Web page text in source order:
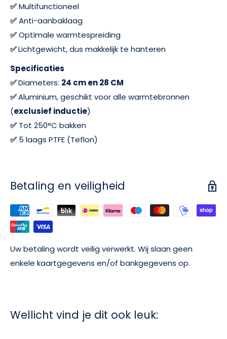
✅Multifunctioneel
✅Anti-aanbaklaag
✅Optimale warmtespreiding
✅Lichtgewicht, dus makkelijk te hanteren
Specificaties
✅Diameters: 24 cm en 28 CM
✅Aluminium, geschikt voor alle warmtebronnen
(exclusief inductie)
✅ Tot 250°C bakken
✅ 5 laags PTFE (Teflon)
Betaling en veiligheid
Uw betaling wordt veilig verwerkt. Wij slaan geen
enkele kaartgegevens en/of bankgegevens op.
Wellicht vind je dit ook leuk: